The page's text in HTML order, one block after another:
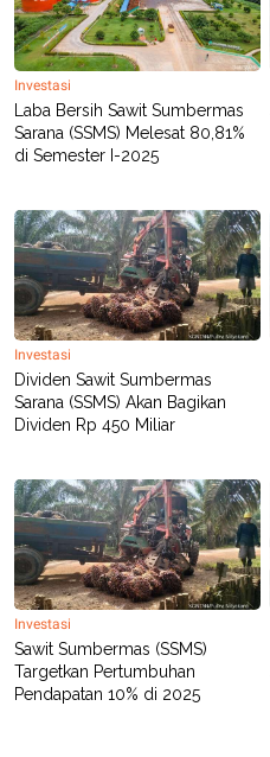
SITEMAPPROFILE
TERM
USE
PEDOMAN
PEMBERITAAN
POLICY
Investasi
Laba Bersih Sawit Sumbermas
Sarana (SSMS) Melesat 80,81%
di Semester I-2025
Investasi
Dividen Sawit Sumbermas
Sarana (SSMS) Akan Bagikan
Dividen Rp 450 Miliar
Investasi
Sawit Sumbermas (SSMS)
Targetkan Pertumbuhan
Pendapatan 10% di 2025